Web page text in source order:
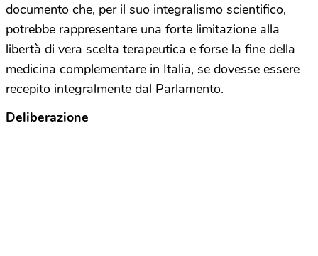
documento che, per il suo integralismo scientifico,
potrebbe rappresentare una forte limitazione alla
libertà di vera scelta terapeutica e forse la fine della
medicina complementare in Italia, se dovesse essere
recepito integralmente dal Parlamento.
Deliberazione